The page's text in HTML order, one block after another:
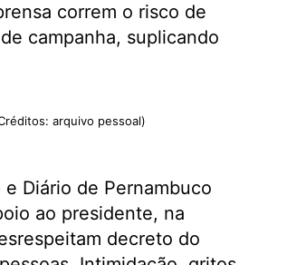
correm o risco de
campanha, suplicando
arquivo pessoal)
Diário de Pernambuco
ao presidente, na
decreto do